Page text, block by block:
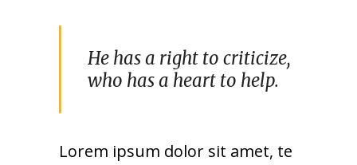
He has a right to criticize,
who has a heart to help.
Lorem ipsum dolor sit amet, te